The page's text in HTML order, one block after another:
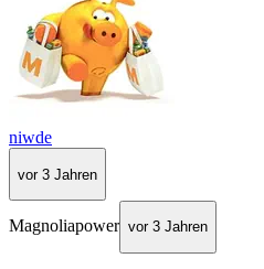
niwde
vor 3 Jahren
Magnoliapower vor 3 Jahren